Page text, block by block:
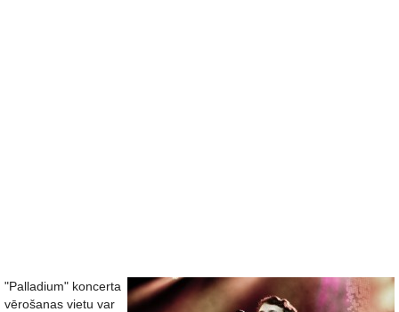
"Palladium" koncerta
vērošanas vietu var